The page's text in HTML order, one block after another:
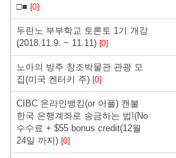
□■ [0]
두란노 부부학교 토론토 1기 개강
(2018.11.9. ~ 11.11) [0]
노아의 방주 창조박물관 관광 모
집(미국 켄터키 주) [0]
CIBC 온라인뱅킹(or 어플) 캔불
한국 은행계좌로 송금하는 법!(No
수수료 + $55 bonus credit(12월
24일 까지) [0]